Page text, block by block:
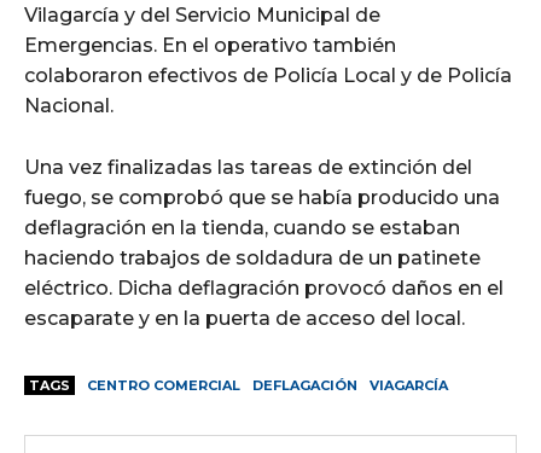
Vilagarcía y del Servicio Municipal de
Emergencias. En el operativo también
colaboraron efectivos de Policía Local y de Policía
Nacional.
Una vez finalizadas las tareas de extinción del
fuego, se comprobó que se había producido una
deflagración en la tienda, cuando se estaban
haciendo trabajos de soldadura de un patinete
eléctrico. Dicha deflagración provocó daños en el
escaparate y en la puerta de acceso del local.
TAGS CENTRO COMERCIAL DEFLAGACIÓN VIAGARCÍA